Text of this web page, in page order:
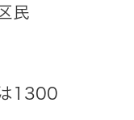
民
1300